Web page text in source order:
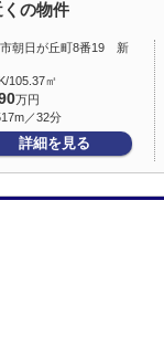
の物件
朝日が丘町8番19 新
105.37㎡
万円
／32分
詳細を見る